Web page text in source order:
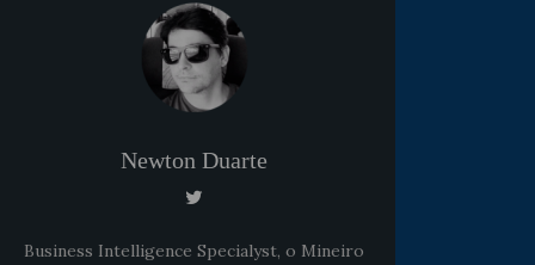
Newton Duarte
Business Intelligence Specialyst, o Mineiro